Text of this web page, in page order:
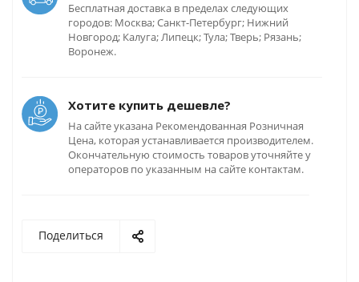
Бесплатная доставка в пределах следующих
городов: Москва; Санкт-Петербург; Нижний
Новгород; Калуга; Липецк; Тула; Тверь; Рязань;
Воронеж.
Хотите купить дешевле?
На сайте указана Рекомендованная Розничная
Цена, которая устанавливается производителем.
Окончательную стоимость товаров уточняйте у
операторов по указанным на сайте контактам.
Поделиться